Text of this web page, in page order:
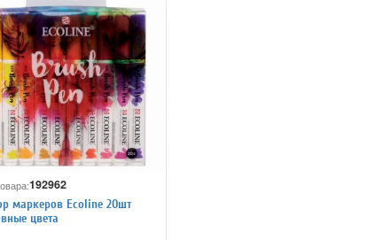
192962
маркеров Ecoline 20шт
цвета